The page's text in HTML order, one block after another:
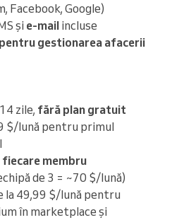
Facebook, Google)
și e-mail incluse
gestionarea afacerii
zile, fără plan gratuit
$/lună pentru primul
membru
de 3 = ~70 $/lună)
la 49,99 $/lună pentru
în marketplace și